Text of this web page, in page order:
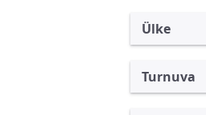
Ülke
Turnuva